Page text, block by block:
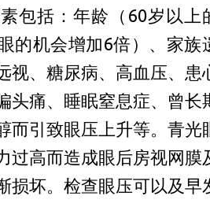
包括：年龄（60岁以上
的机会增加6倍）、家族
视、糖尿病、高血压、患
头痛、睡眠窒息症、曾长
而引致眼压上升等。青光
过高而造成眼后房视网膜
损坏。检查眼压可以及早